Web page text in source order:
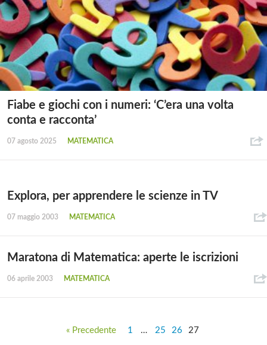
Fiabe e giochi con i numeri: ‘C’era una volta
conta e racconta’
07 agosto 2025 MATEMATICA
Explora, per apprendere le scienze in TV
07 maggio 2003 MATEMATICA
Maratona di Matematica: aperte le iscrizioni
06 aprile 2003 MATEMATICA
« Precedente 1 … 25 26 27